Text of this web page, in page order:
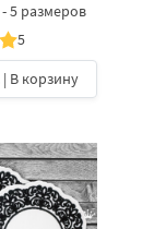
5 размеров
5
| В корзину